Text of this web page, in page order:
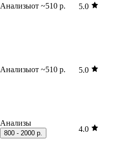
Анализыот ~510 р. 5.0
Анализыот ~510 р. 5.0
Анализы
800 - 2000 р. 4.0